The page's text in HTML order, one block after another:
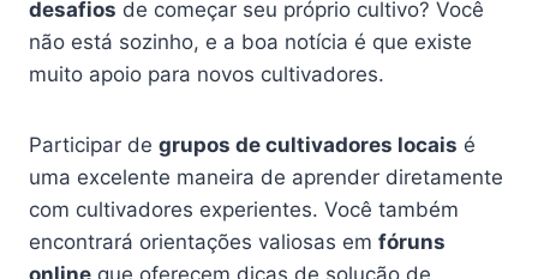
desafios de começar seu próprio cultivo? Você
não está sozinho, e a boa notícia é que existe
muito apoio para novos cultivadores.
Participar de grupos de cultivadores locais é
uma excelente maneira de aprender diretamente
com cultivadores experientes. Você também
encontrará orientações valiosas em fóruns
online que oferecem dicas de solução de